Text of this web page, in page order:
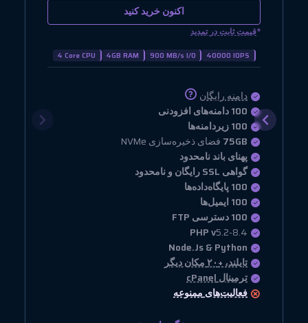
اکنون خرید کنید
*قیمت ثابت در تمدید
4 Core CPU 4GB RAM 900 MB/s I/O 40000 IOPS
دامنه رایگان
100 دامنه‌های افزودنی
100 زیردامنه‌ها
75GB فضای ذخیره‌سازی NVMe
پهنای باند نامحدود
گواهی SSL رایگان و نامحدود
100 پایگاه‌داده‌ها
100 ایمیل‌ها
100 دسترسی FTP
PHP v5.2-8.4
Node.Js & Python
تایلند، +۲۰ مکان دیگر
ترمینال cPanel
فعالیت‌هایممنوعه